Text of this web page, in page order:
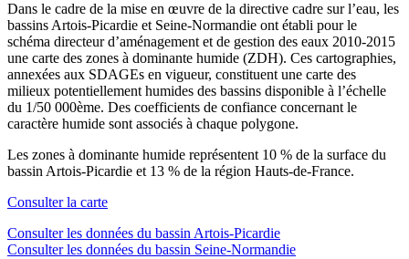
Dans le cadre de la mise en œuvre de la directive cadre sur l’eau, les
bassins Artois-Picardie et Seine-Normandie ont établi pour le
schéma directeur d’aménagement et de gestion des eaux 2010-2015
une carte des zones à dominante humide (ZDH). Ces cartographies,
annexées aux SDAGEs en vigueur, constituent une carte des
milieux potentiellement humides des bassins disponible à l’échelle
du 1/50 000ème. Des coefficients de confiance concernant le
caractère humide sont associés à chaque polygone.
Les zones à dominante humide représentent 10 % de la surface du
bassin Artois-Picardie et 13 % de la région Hauts-de-France.
Consulter la carte
Consulter les données du bassin Artois-Picardie
Consulter les données du bassin Seine-Normandie